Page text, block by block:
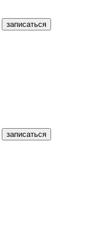
записаться
записаться